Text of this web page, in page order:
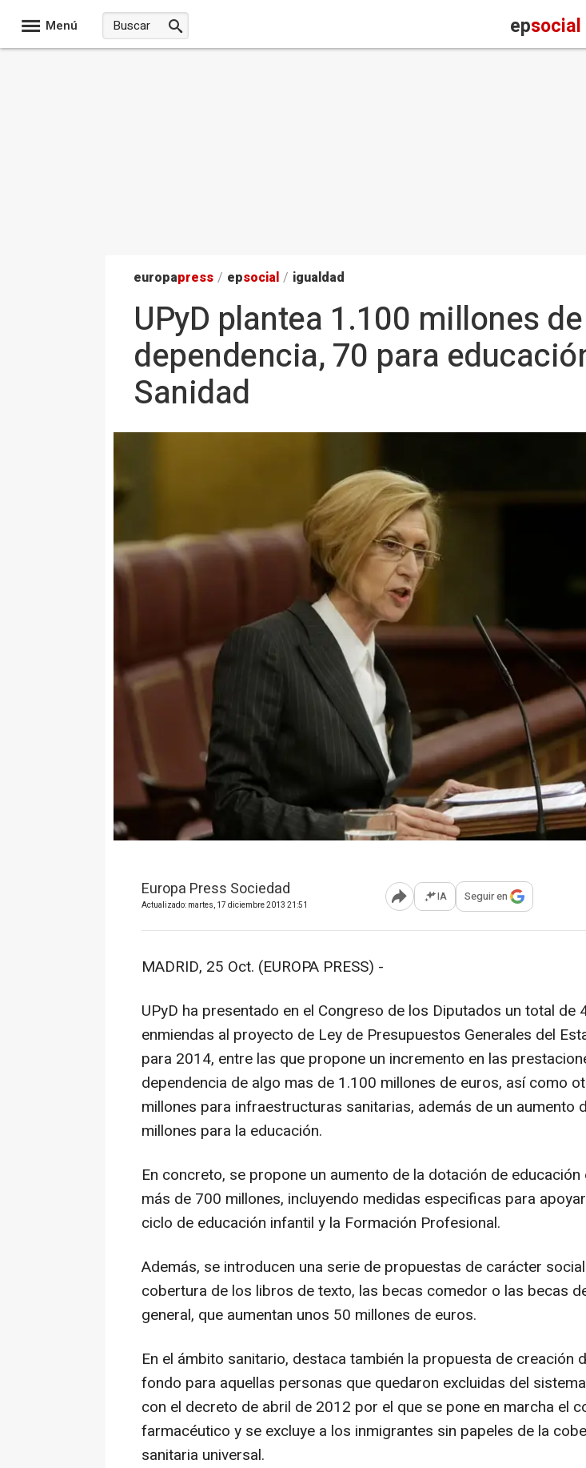
Menú epsocial
europapress / epsocial / igualdad
UPyD plantea 1.100 millones
dependencia, 70 para
Sanidad
Europa Press Sociedad
Actualizado: martes, 17 diciembre 2013 21:51 Abrir opciones para compartir
IA Seguir en
MADRID, 25 Oct. (EUROPA PRESS) -
UPyD ha presentado en el Congreso de los Diputados un total de
enmiendas al proyecto de Ley de Presupuestos Generales del
para 2014, entre las que propone un incremento en las
dependencia de algo mas de 1.100 millones de euros, así como
millones para infraestructuras sanitarias, además de un aumento
millones para la educación.
En concreto, se propone un aumento de la dotación de educación
más de 700 millones, incluyendo medidas especificas para
ciclo de educación infantil y la Formación Profesional.
Además, se introducen una serie de propuestas de carácter
cobertura de los libros de texto, las becas comedor o las becas
general, que aumentan unos 50 millones de euros.
En el ámbito sanitario, destaca también la propuesta de creación
fondo para aquellas personas que quedaron excluidas del
con el decreto de abril de 2012 por el que se pone en marcha el
farmacéutico y se excluye a los inmigrantes sin papeles de la
sanitaria universal.